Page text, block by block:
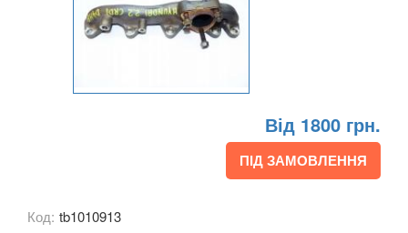
H-1 II (TQ)
i10 II (LA, BA)
Від 1800 грн.
ПІД ЗАМОВЛЕННЯ
Код: tb1010913